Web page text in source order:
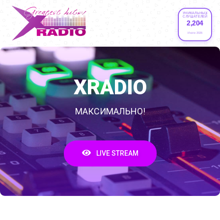
УНИКАЛЬНЫХ
СЛУШАТЕЛЕЙ
2,204
Июле 2026
XRADIO
МАКСИМАЛЬНО!
LIVE STREAM